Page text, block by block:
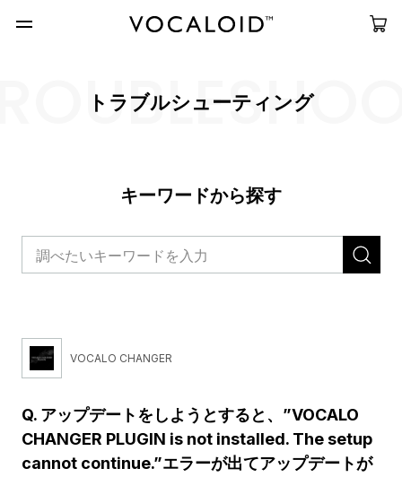
トラブルシューティング
キーワードから探す
VOCALO CHANGER
Q. アップデートをしようとすると、”VOCALO
CHANGER PLUGIN is not installed. The setup
cannot continue.”エラーが出てアップデートが